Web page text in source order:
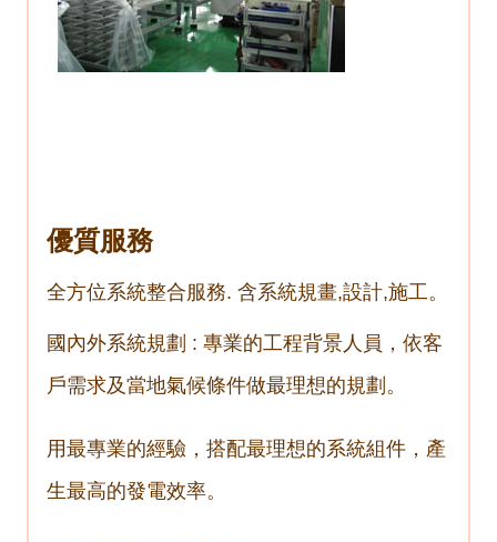
優質服務
全方位系統整合服務.含系統規畫,設計,施工。
國內外系統規劃 :專業的工程背景人員，依客
戶需求及當地氣候條件做最理想的規劃。
用最專業的經驗，搭配最理想的系統組件，產
生最高的發電效率。